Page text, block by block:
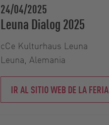
24/04/2025
Leuna Dialog 2025
cCe Kulturhaus Leuna
Leuna, Alemania
IR AL SITIO WEB DE LA FERIA